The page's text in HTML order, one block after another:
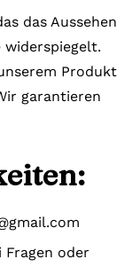
das Aussehen
widerspiegelt.
Produkt
garantieren
Fragen oder